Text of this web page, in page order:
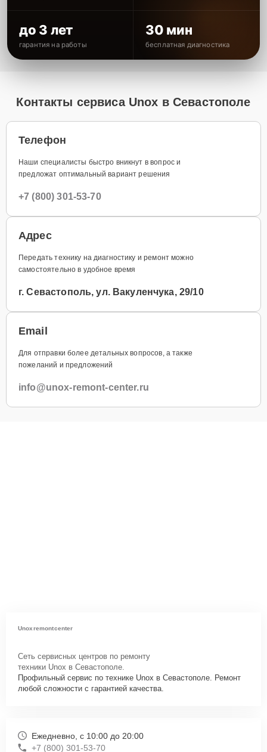
до 3 лет
гарантия на работы
30 мин
бесплатная диагностика
Контакты сервиса Unox в Севастополе
Телефон
Наши специалисты быстро вникнут в вопрос и
предложат оптимальный вариант решения
+7 (800) 301-53-70
Адрес
Передать технику на диагностику и ремонт можно
самостоятельно в удобное время
г. Севастополь, ул. Вакуленчука, 29/10
Email
Для отправки более детальных вопросов, а также
пожеланий и предложений
info@unox-remont-center.ru
Unoxremontcenter
Сеть сервисных центров по ремонту
техники Unox в Севастополе.
Профильный сервис по технике Unox в Севастополе. Ремонт
любой сложности с гарантией качества.
Ежедневно, с 10:00 до 20:00
+7 (800) 301-53-70